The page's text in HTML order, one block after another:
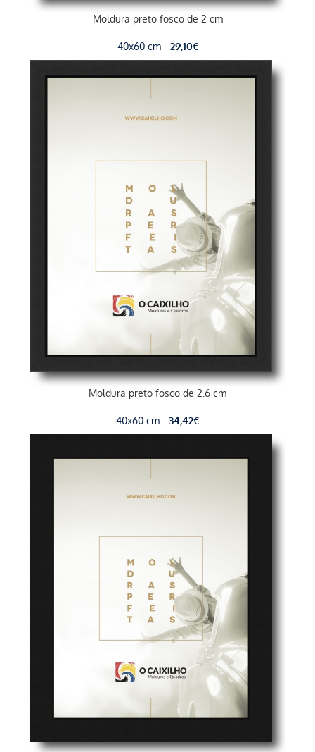
Moldura preto fosco de 2 cm
40x60 cm - 29,10€
Moldura preto fosco de 2.6 cm
40x60 cm - 34,42€